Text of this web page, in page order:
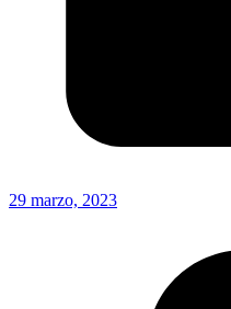
29 marzo, 2023